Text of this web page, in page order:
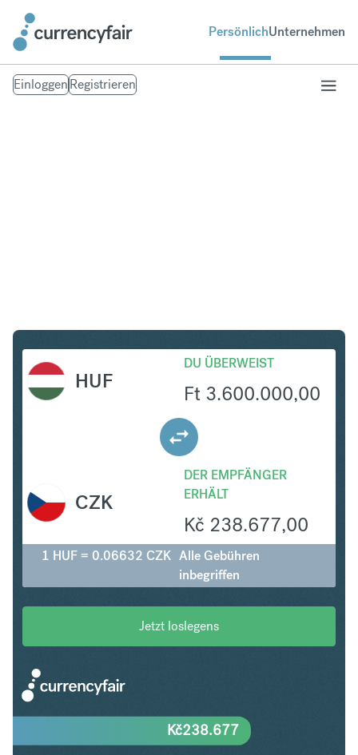
PersönlichUnternehmen
EinloggenRegistrieren
HUF
DU ÜBERWEIST
Ft 3.600.000,00
DER EMPFÄNGER
ERHÄLT
Kč 238.677,00
CZK
1 HUF = 0.06632 CZK Alle Gebühren
inbegriffen
Jetzt loslegens
Kč238.677